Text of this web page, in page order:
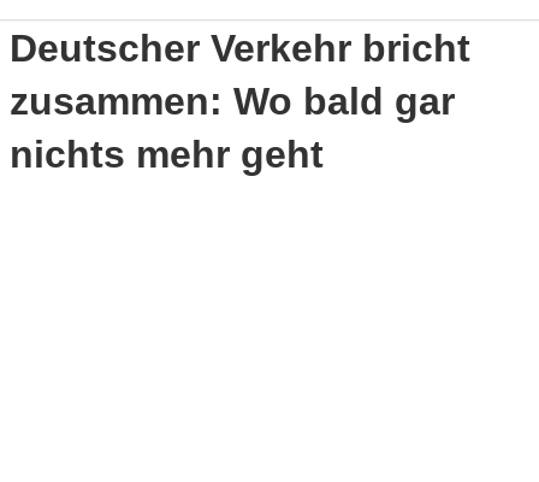
Deutscher Verkehr bricht
zusammen: Wo bald gar
nichts mehr geht